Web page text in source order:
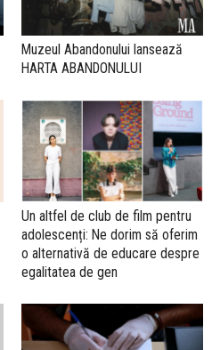
Muzeul Abandonului lansează
HARTA ABANDONULUI
Un altfel de club de film pentru
adolescenți: Ne dorim să oferim
o alternativă de educare despre
egalitatea de gen